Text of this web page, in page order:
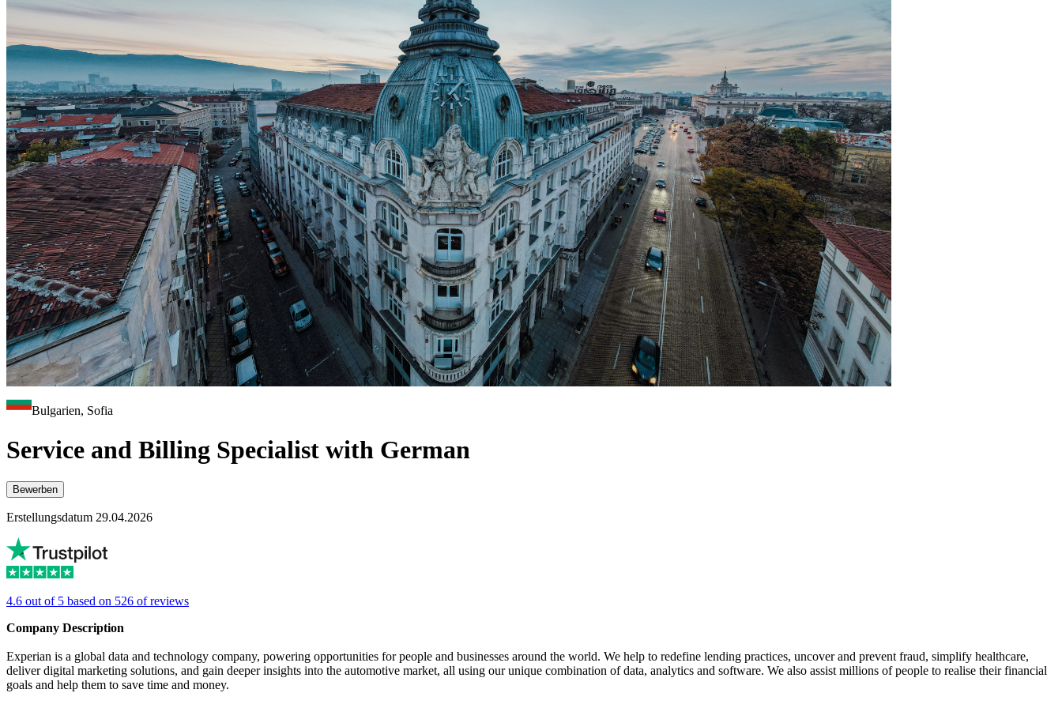
Bulgarien, Sofia
Service and Billing Specialist with German
Bewerben
Erstellungsdatum 29.04.2026
4.6 out of 5 based on 526 of reviews
Company Description
Experian is a global data and technology company, powering opportunities for people and businesses around the world. We help to redefine lending practices, uncover and prevent fraud, simplify healthcare,
deliver digital marketing solutions, and gain deeper insights into the automotive market, all using our unique combination of data, analytics and software. We also assist millions of people to realise their financial
goals and help them to save time and money.